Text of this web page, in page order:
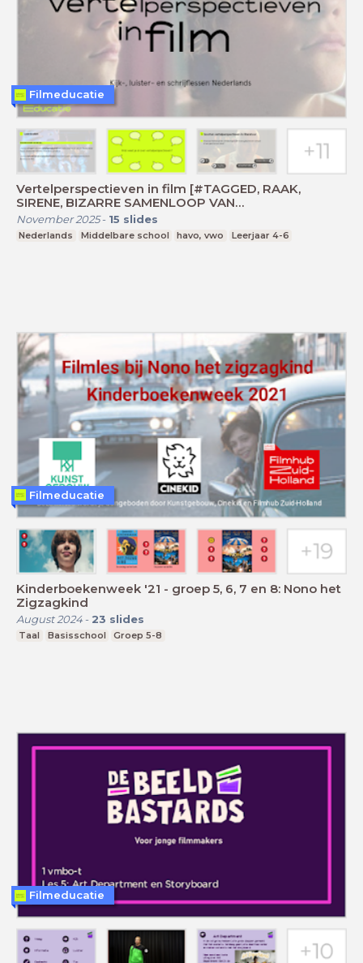
Vertelperspectieven in film [#TAGGED, RAAK,
SIRENE, BIZARRE SAMENLOOP VAN
OMSTANDIGHEDEN]
November 2025- 15 slides
Nederlands Middelbare school havo, vwo Leerjaar 4-6
Filmeducatie
Kinderboekenweek '21 - groep 5, 6, 7 en 8: Nono het
Zigzagkind
August 2024- 23 slides
Taal Basisschool Groep 5-8
Filmeducatie
Filmeducatie